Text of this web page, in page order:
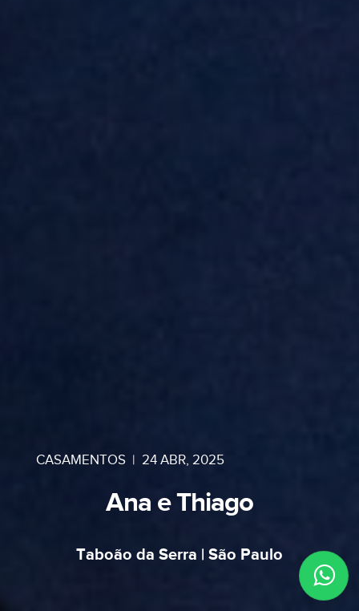
CASAMENTOS| 24 ABR, 2025
Ana e Thiago
Taboão da Serra | São Paulo